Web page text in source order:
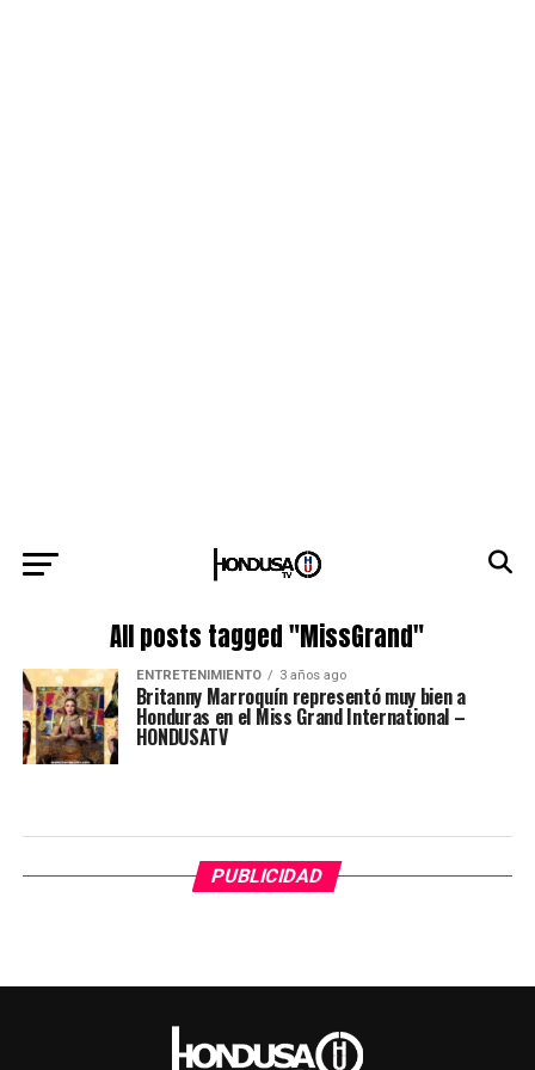
All posts tagged "MissGrand"
ENTRETENIMIENTO 3 años ago
Britanny Marroquín representó muy bien a
Honduras en el Miss Grand International –
HONDUSATV
PUBLICIDAD